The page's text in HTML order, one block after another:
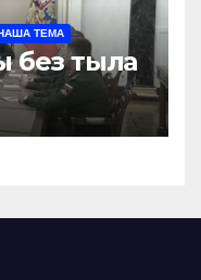
ТЕМА
без тыла